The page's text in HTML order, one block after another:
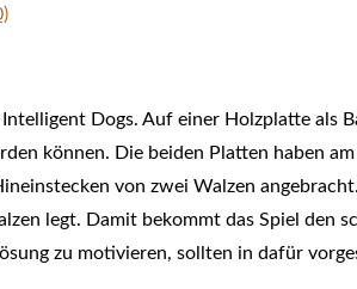
Dogs. Auf einer Holzplatte als
können. Die beiden Platten haben
von zwei Walzen
legt. Damit bekommt das Spiel den
zu motivieren, sollten in dafür